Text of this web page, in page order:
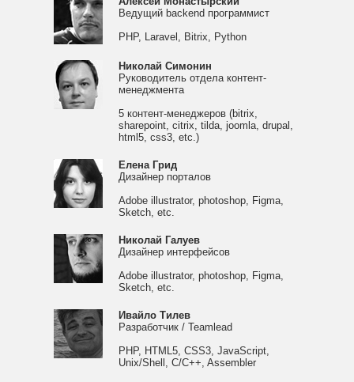
Ведущий backend программист
PHP, Laravel, Bitrix, Python
Николай Симонин
Руководитель отдела контент-
менеджмента
5 контент-менеджеров (bitrix,
sharepoint, citrix, tilda, joomla, drupal,
html5, css3, etc.)
Елена Грид
Дизайнер порталов
Adobe illustrator, photoshop, Figma,
Sketch, etc.
Николай Галуев
Дизайнер интерфейсов
Adobe illustrator, photoshop, Figma,
Sketch, etc.
Ивайло Тилев
Разработчик / Teamlead
PHP, HTML5, CSS3, JavaScript,
Unix/Shell, C/C++, Assembler